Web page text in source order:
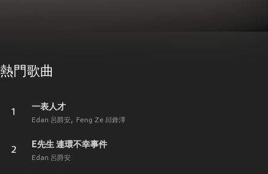
熱門歌曲
1
一表人才
Edan 呂爵安 Feng Ze 邱鋒澤
2
E先生 連環不幸事件
Edan 呂爵安